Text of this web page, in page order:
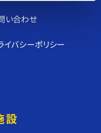
い合わせ
イバシーポリシー
設